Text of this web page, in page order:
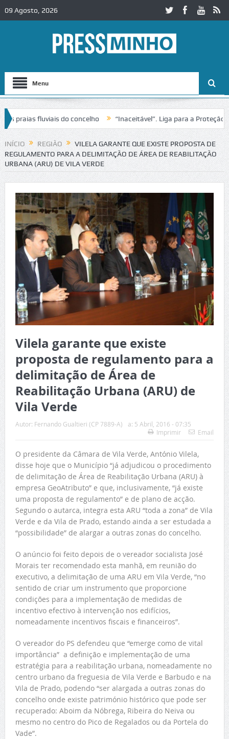
09 Agosto, 2026
Menu
fluviais do concelho “Inaceitável”. Liga para a Proteção da
trânsito no IC2 em Alcobaça Igreja do Castelo de Cerveira
INÍCIO REGIÃO
VILELA GARANTE QUE EXISTE PROPOSTA DE
REGULAMENTO PARA A DELIMITAÇÃO DE ÁREA DE REABILITAÇÃO
URBANA (ARU) DE VILA VERDE
Vilela garante que existe
proposta de regulamento para a
delimitação de Área de
Reabilitação Urbana (ARU) de
Vila Verde
Autor: Fernando Gualtieri (CP 7889-A) a: 5 Abril, 2016 - 07:35
Imprimir
Email
O presidente da Câmara de Vila Verde, António Vilela,
disse hoje que o Município “já adjudicou o procedimento
de delimitação de Área de Reabilitação Urbana (ARU) à
empresa GeoAtributo” e que, inclusivamente, “já existe
uma proposta de regulamento” e de plano de acção.
Segundo o autarca, integra esta ARU “toda a zona” de Vila
Verde e da Vila de Prado, estando ainda a ser estudada a
“possibilidade” de alargar a outras zonas do concelho.
O anúncio foi feito depois de o vereador socialista José
Morais ter recomendado esta manhã, em reunião do
executivo, a delimitação de uma ARU em Vila Verde, “no
sentido de criar um instrumento que proporcione
condições para a implementação de medidas de
incentivo efectivo à intervenção nos edifícios,
nomeadamente incentivos fiscais e financeiros”.
O vereador do PS defendeu que “emerge como de vital
importância” a definição e implementação de uma
estratégia para a reabilitação urbana, nomeadamente no
centro urbano da freguesia de Vila Verde e Barbudo e na
Vila de Prado, podendo “ser alargada a outras zonas do
concelho onde existe património histórico que pode ser
recuperado: Aboim da Nóbrega, Ribeira do Neiva ou
mesmo no centro do Pico de Regalados ou da Portela do
Vade”.